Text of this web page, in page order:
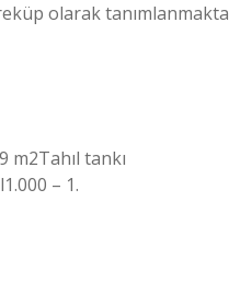
olarak tanımlanmakta
m2Tahıl tankı
– 1.